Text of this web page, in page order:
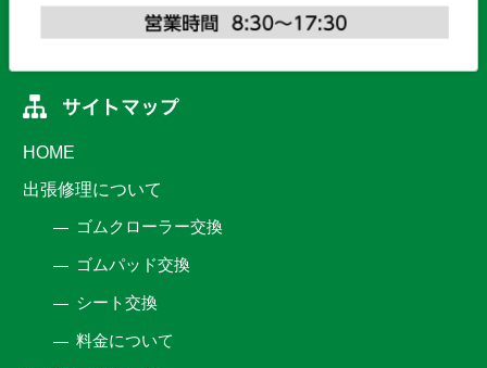
HOME
出張修理について
ゴムクローラー交換
ゴムパッド交換
シート交換
料金について